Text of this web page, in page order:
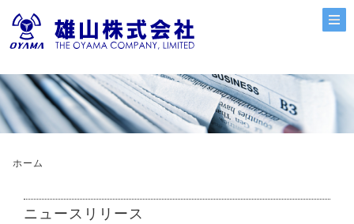
ホーム
ニュースリリース